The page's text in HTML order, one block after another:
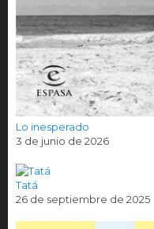
Lo inesperado
3 de junio de 2026
Tatá
26 de septiembre de 2025